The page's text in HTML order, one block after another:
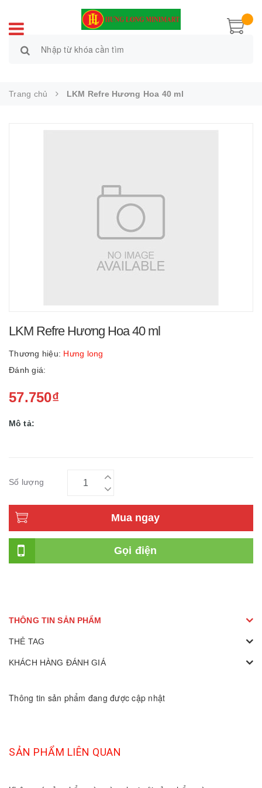
Trang chủ LKM Refre Hương Hoa 40 ml
LKM Refre Hương Hoa 40 ml
Thương hiệu: Hưng long
Đánh giá:
57.750₫
Mô tả:
Số lượng
Mua ngay
Gọi điện
THÔNG TIN SẢN PHẨM
THẺ TAG
KHÁCH HÀNG ĐÁNH GIÁ
Thông tin sản phẩm đang được cập nhật
SẢN PHẨM LIÊN QUAN